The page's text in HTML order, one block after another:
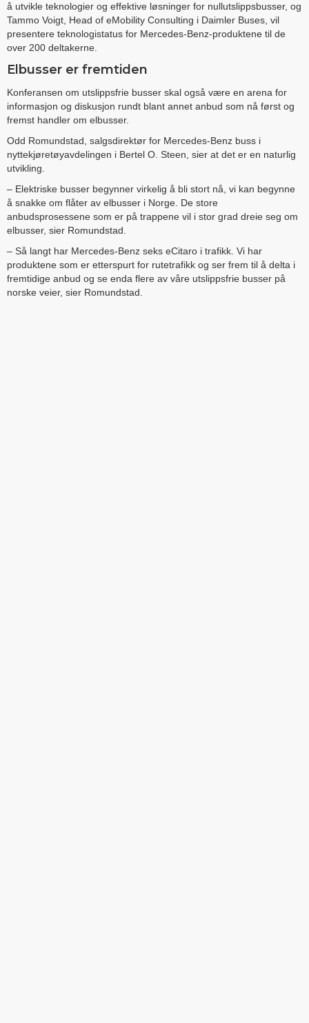
å utvikle teknologier og effektive løsninger for nullutslippsbusser, og
Tammo Voigt, Head of eMobility Consulting i Daimler Buses, vil
presentere teknologistatus for Mercedes-Benz-produktene til de
over 200 deltakerne.
Elbusser er fremtiden
Konferansen om utslippsfrie busser skal også være en arena for
informasjon og diskusjon rundt blant annet anbud som nå først og
fremst handler om elbusser.
Odd Romundstad, salgsdirektør for Mercedes-Benz buss i
nyttekjøretøyavdelingen i Bertel O. Steen, sier at det er en naturlig
utvikling.
– Elektriske busser begynner virkelig å bli stort nå, vi kan begynne
å snakke om flåter av elbusser i Norge. De store
anbudsprosessene som er på trappene vil i stor grad dreie seg om
elbusser, sier Romundstad.
– Så langt har Mercedes-Benz seks eCitaro i trafikk. Vi har
produktene som er etterspurt for rutetrafikk og ser frem til å delta i
fremtidige anbud og se enda flere av våre utslippsfrie busser på
norske veier, sier Romundstad.